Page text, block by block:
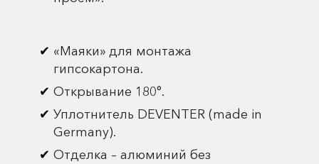
«Маяки» для монтажа
гипсокартона.
Открывание 180°.
Уплотнитель DEVENTER (made in
Germany).
Отделка – алюминий без